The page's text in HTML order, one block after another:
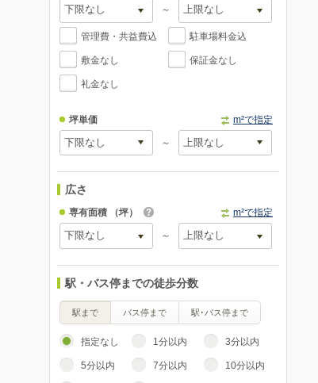
～
管理費・共益費込 駐車場料金込
敷金なし 保証金なし
礼金なし
坪単価 m²で指定
～
広さ
専有面積 （坪） m²で指定
～
駅・バス停までの徒歩分数
駅まで バス停まで 駅･バス停まで
指定なし 1分以内 3分以内
5分以内 7分以内 10分以内